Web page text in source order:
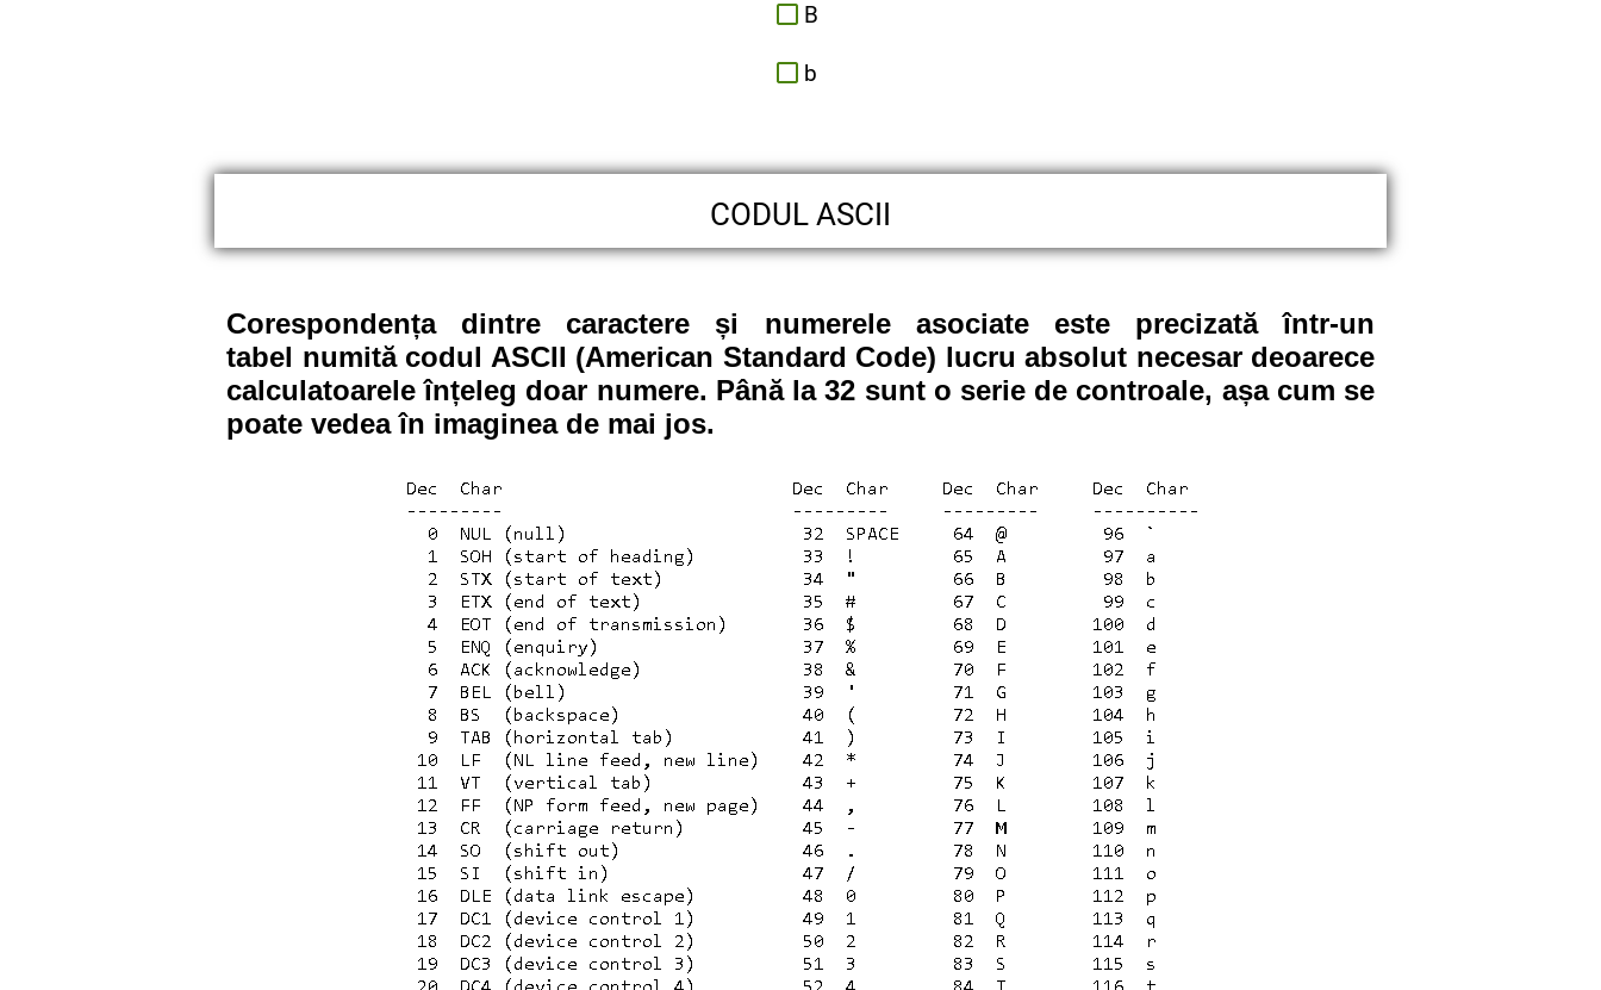
B
b
CODUL ASCII
Corespondența dintre caractere și numerele asociate este precizată într-un
tabel numită codul ASCII (American Standard Code) lucru absolut necesar deoarece
calculatoarele înțeleg doar numere. Până la 32 sunt o serie de controale, așa cum se
poate vedea în imaginea de mai jos.